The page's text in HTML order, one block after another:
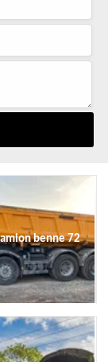
benne 72